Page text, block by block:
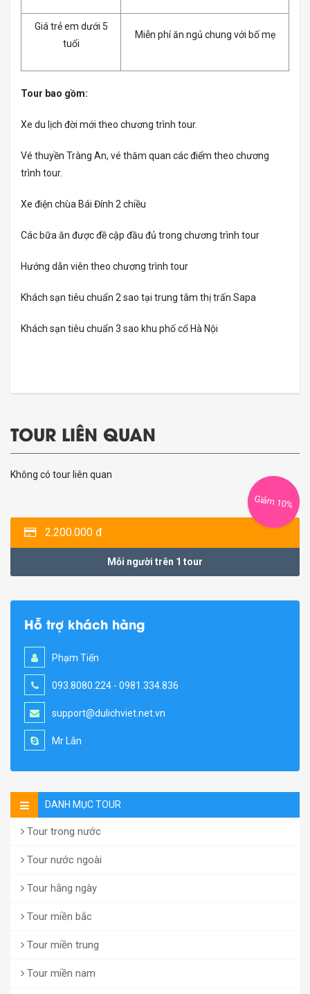
Giá trẻ em dưới 5
tuổi
Miễn phí ăn ngủ chung với bố mẹ
Tour bao gồm:
Xe du lịch đời mới theo chương trình tour.
Vé thuyền Tràng An, vé thăm quan các điểm theo chương
trình tour.
Xe điện chùa Bái Đính 2 chiều
Các bữa ăn được đề cập đầu đủ trong chương trình tour
Hướng dẫn viên theo chương trình tour
Khách sạn tiêu chuẩn 2 sao tại trung tâm thị trấn Sapa
Khách sạn tiêu chuẩn 3 sao khu phố cổ Hà Nội
TOUR LIÊN QUAN
Không có tour liên quan
Giảm 10%
2.200.000 đ
Mỗi người trên 1 tour
Hỗ trợ khách hàng
Phạm Tiến
093.8080.224 - 0981.334.836
support@dulichviet.net.vn
Mr Lân
DANH MỤC TOUR
Tour trong nước
Tour nước ngoài
Tour hằng ngày
Tour miền bắc
Tour miền trung
Tour miền nam